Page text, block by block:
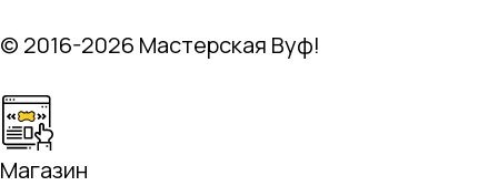
© 2016-2026 Мастерская Вуф!
Магазин